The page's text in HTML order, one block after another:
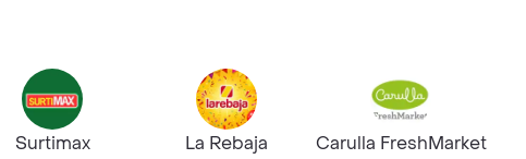
Surtimax
La Rebaja
Carulla FreshMarket